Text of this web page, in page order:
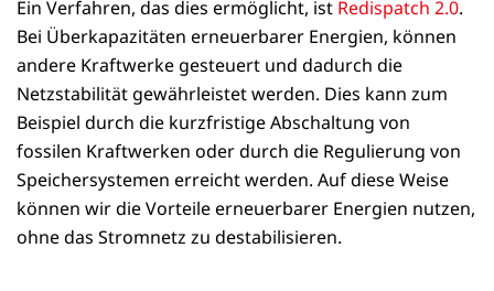
Ein Verfahren, das dies ermöglicht, ist Redispatch 2.0.
Bei Überkapazitäten erneuerbarer Energien, können
andere Kraftwerke gesteuert und dadurch die
Netzstabilität gewährleistet werden. Dies kann zum
Beispiel durch die kurzfristige Abschaltung von
fossilen Kraftwerken oder durch die Regulierung von
Speichersystemen erreicht werden. Auf diese Weise
können wir die Vorteile erneuerbarer Energien nutzen,
ohne das Stromnetz zu destabilisieren.